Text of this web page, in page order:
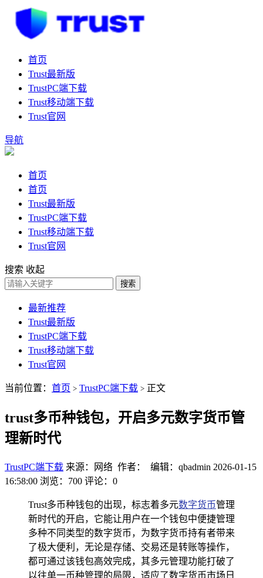
首页
Trust最新版
TrustPC端下载
Trust移动端下载
Trust官网
导航
首页
首页
Trust最新版
TrustPC端下载
Trust移动端下载
Trust官网
搜索 收起
搜索
最新推荐
Trust最新版
TrustPC端下载
Trust移动端下载
Trust官网
当前位置： 首页 > TrustPC端下载 > 正文
trust多币种钱包，开启多元数字货币管
理新时代
TrustPC端下载 来源：网络 作者： 编辑：qbadmin 2026-01-15
16:58:00 浏览：700 评论：0
Trust多币种钱包的出现，标志着多元数字货币管理
新时代的开启，它能让用户在一个钱包中便捷管理
多种不同类型的数字货币，为数字货币持有者带来
了极大便利，无论是存储、交易还是转账等操作，
都可通过该钱包高效完成，其多元管理功能打破了
以往单一币种管理的局限，适应了数字货币市场日